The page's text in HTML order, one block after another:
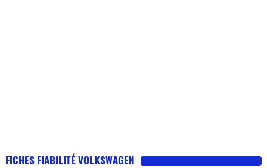
FICHES FIABILITÉ VOLKSWAGEN